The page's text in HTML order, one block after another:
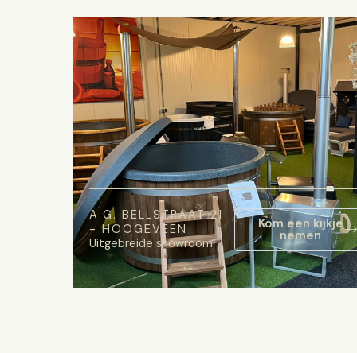
A.G. BELLSTRAAT 21
- HOOGEVEEN
Uitgebreide showroom
Kom een kijkje
nemen